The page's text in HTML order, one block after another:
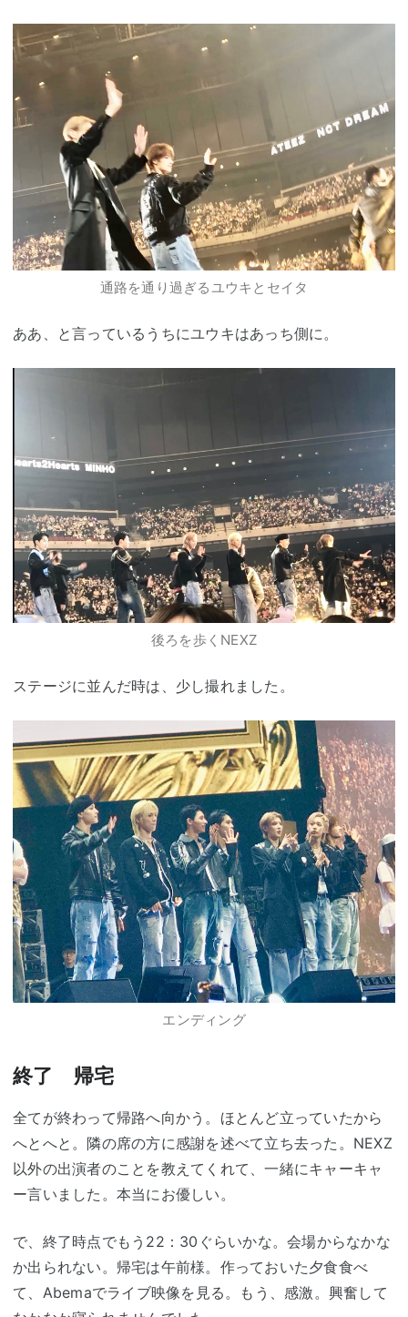
通路を通り過ぎるユウキとセイタ
ああ、と言っているうちにユウキはあっち側に。
後ろを歩くNEXZ
ステージに並んだ時は、少し撮れました。
エンディング
終了 帰宅
全てが終わって帰路へ向かう。ほとんど立っていたから
へとへと。隣の席の方に感謝を述べて立ち去った。NEXZ
以外の出演者のことを教えてくれて、一緒にキャーキャ
ー言いました。本当にお優しい。
で、終了時点でもう22：30ぐらいかな。会場からなかな
か出られない。帰宅は午前様。作っておいた夕食食べ
て、Abemaでライブ映像を見る。もう、感激。興奮して